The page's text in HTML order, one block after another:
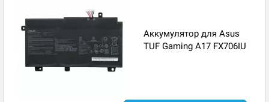
Аккумулятор для Asus
TUF Gaming A17 FX706IU